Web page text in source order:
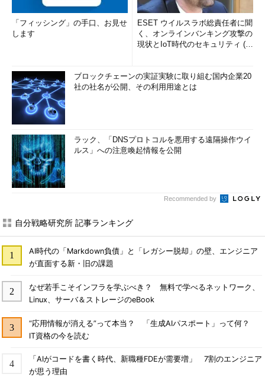
「フィッシング」の手口、お見せ
します
ESET ウイルスラボ総責任者に聞
く、オンラインバンキング攻撃の
現状とIoT時代のセキュリティ (1/
ブロックチェーンの実証実験に取り組む国内企業20
社の社名が公開、その利用用途とは
ラック、「DNSプロトコルを悪用する遠隔操作ウイ
ルス」への注意喚起情報を公開
Recommended by
自分戦略研究所 記事ランキング
AI時代の「Markdown負債」と「レガシー脱却」の壁、エンジニア
が直面する新・旧の課題
なぜ若手こそインフラを学ぶべき？ 無料で学べるネットワーク、
Linux、サーバ＆ストレージのeBook
“応用情報が消える”って本当？ 「生成AIパスポート」って何？
IT資格の今を読む
「AIがコードを書く時代、新職種FDEが需要増」 7割のエンジニア
が思う理由